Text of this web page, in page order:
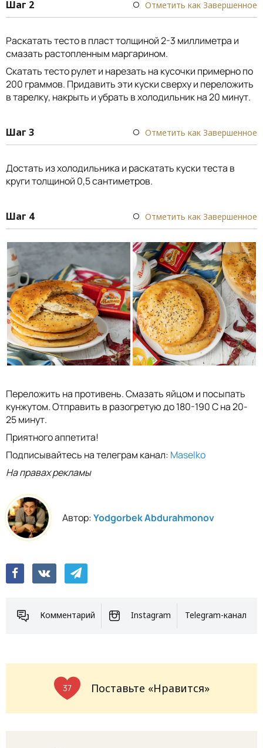
Шаг 2 Отметить как Завершенное
Раскатать тесто в пласт толщиной 2-3 миллиметра и
смазать растопленным маргарином.
Скатать тесто рулет и нарезать на кусочки примерно по
200 граммов. Придавить эти куски сверху и переложить
в тарелку, накрыть и убрать в холодильник на 20 минут.
Шаг 3 Отметить как Завершенное
Достать из холодильника и раскатать куски теста в
круги толщиной 0,5 сантиметров.
Шаг 4 Отметить как Завершенное
Переложить на противень. Смазать яйцом и посыпать
кунжутом. Отправить в разогретую до 180-190 C на 20-
25 минут.
Приятного аппетита!
Подписывайтесь на телеграм канал: Maselko
На правах рекламы
Автор:Yodgorbek Abdurahmonov
Комментарий Instagram Telegram-канал
37 Поставьте «Нравится»